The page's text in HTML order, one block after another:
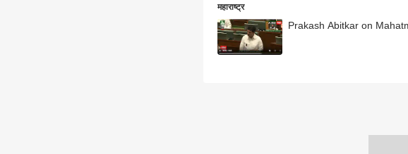
महाराष्ट्र
Prakash Abitkar on